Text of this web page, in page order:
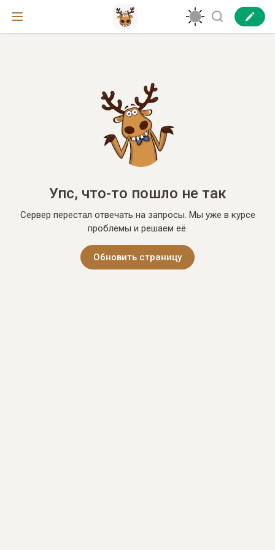
Упс, что-то пошло не так
Сервер перестал отвечать на запросы. Мы уже в курсе
проблемы и решаем её.
Обновить страницу